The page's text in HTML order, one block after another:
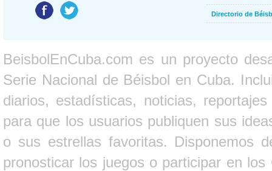
Directorio de
BeisbolEnCuba.com es un proyecto
Serie Nacional de Béisbol en Cuba.
diarios, estadísticas, noticias,
para que los usuarios publiquen sus
o sus estrellas favoritas. Disponemos
pronosticar los juegos o participar en